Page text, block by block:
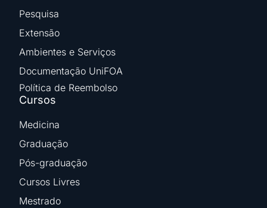
Pesquisa
Extensão
Ambientes e Serviços
Documentação UniFOA
Política de Reembolso
Cursos
Medicina
Graduação
Pós-graduação
Cursos Livres
Mestrado